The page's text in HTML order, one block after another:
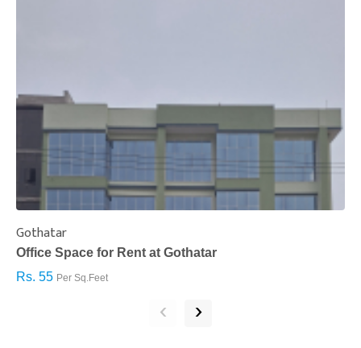
Gothatar
Office Space for Rent at Gothatar
Rs. 55 Per Sq.Feet
‹ ›